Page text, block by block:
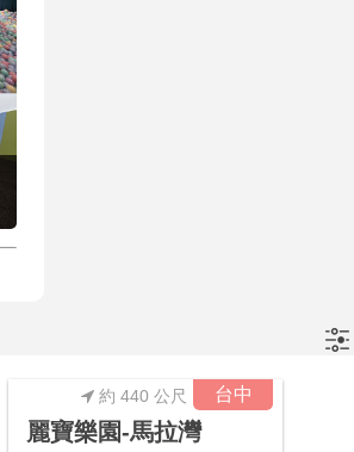
台中
約 440 公尺
麗寶樂園-馬拉灣